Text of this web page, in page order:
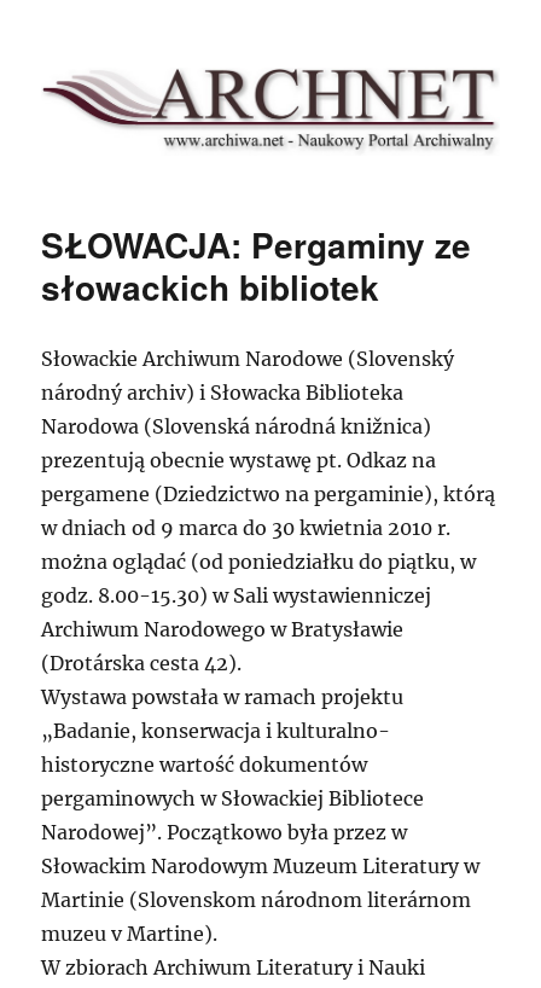
Archnet
SŁOWACJA: Pergaminy ze
słowackich bibliotek
Słowackie Archiwum Narodowe (Slovenský
národný archiv) i Słowacka Biblioteka
Narodowa (Slovenská národná knižnica)
prezentują obecnie wystawę pt. Odkaz na
pergamene (Dziedzictwo na pergaminie), którą
w dniach od 9 marca do 30 kwietnia 2010 r.
można oglądać (od poniedziałku do piątku, w
godz. 8.00-15.30) w Sali wystawienniczej
Archiwum Narodowego w Bratysławie
(Drotárska cesta 42).
Wystawa powstała w ramach projektu
„Badanie, konserwacja i kulturalno-
historyczne wartość dokumentów
pergaminowych w Słowackiej Bibliotece
Narodowej”. Początkowo była przez w
Słowackim Narodowym Muzeum Literatury w
Martinie (Slovenskom národnom literárnom
muzeu v Martine).
W zbiorach Archiwum Literatury i Nauki